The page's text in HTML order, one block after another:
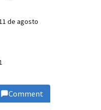
de agosto
Comment